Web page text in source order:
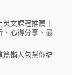
文課程推薦｜
、心得分享、最
篇懶人包幫你搞